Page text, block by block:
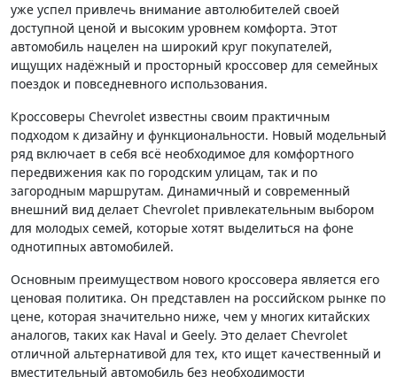
уже успел привлечь внимание автолюбителей своей
доступной ценой и высоким уровнем комфорта. Этот
автомобиль нацелен на широкий круг покупателей,
ищущих надёжный и просторный кроссовер для семейных
поездок и повседневного использования.
Кроссоверы Chevrolet известны своим практичным
подходом к дизайну и функциональности. Новый модельный
ряд включает в себя всё необходимое для комфортного
передвижения как по городским улицам, так и по
загородным маршрутам. Динамичный и современный
внешний вид делает Chevrolet привлекательным выбором
для молодых семей, которые хотят выделиться на фоне
однотипных автомобилей.
Основным преимуществом нового кроссовера является его
ценовая политика. Он представлен на российском рынке по
цене, которая значительно ниже, чем у многих китайских
аналогов, таких как Haval и Geely. Это делает Chevrolet
отличной альтернативой для тех, кто ищет качественный и
вместительный автомобиль без необходимости